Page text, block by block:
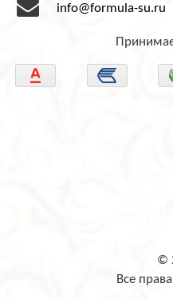
info@formula-su.ru
©
Все